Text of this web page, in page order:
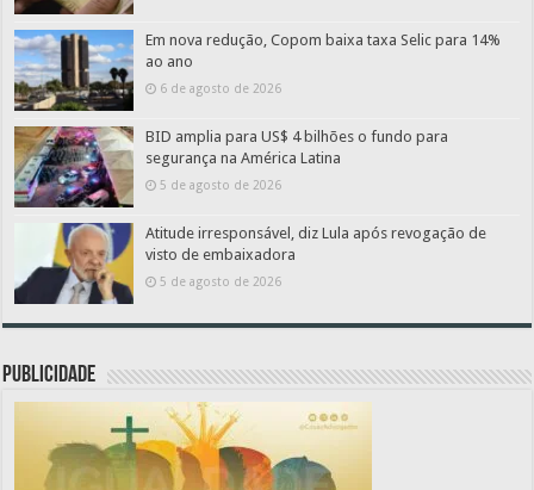
Em nova redução, Copom baixa taxa Selic para 14%
ao ano
6 de agosto de 2026
BID amplia para US$ 4 bilhões o fundo para
segurança na América Latina
5 de agosto de 2026
Atitude irresponsável, diz Lula após revogação de
visto de embaixadora
5 de agosto de 2026
PUBLICIDADE